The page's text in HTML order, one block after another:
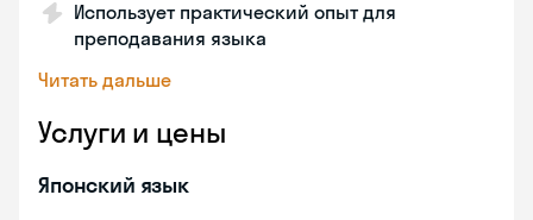
Использует практический опыт для
преподавания языка
Читать дальше
Услуги и цены
Японский язык